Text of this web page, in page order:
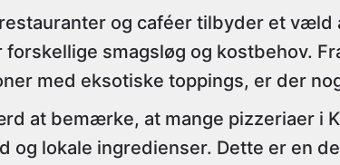
og caféer tilbyder et væld
smagsløg og kostbehov.
med eksotiske toppings, er der
at bemærke, at mange pizzeriaer i
og lokale ingredienser. Dette er en